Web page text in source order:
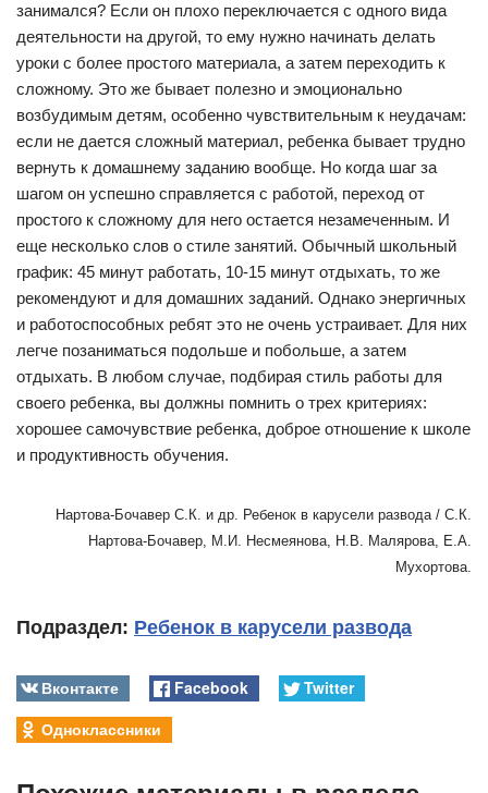
занимался? Если он плохо переключается с одного вида
деятельности на другой, то ему нужно начинать делать
уроки с более простого материала, а затем переходить к
сложному. Это же бывает полезно и эмоционально
возбудимым детям, особенно чувствительным к неудачам:
если не дается сложный материал, ребенка бывает трудно
вернуть к домашнему заданию вообще. Но когда шаг за
шагом он успешно справляется с работой, переход от
простого к сложному для него остается незамеченным. И
еще несколько слов о стиле занятий. Обычный школьный
график: 45 минут работать, 10-15 минут отдыхать, то же
рекомендуют и для домашних заданий. Однако энергичных
и работоспособных ребят это не очень устраивает. Для них
легче позаниматься подольше и побольше, а затем
отдыхать. В любом случае, подбирая стиль работы для
своего ребенка, вы должны помнить о трех критериях:
хорошее самочувствие ребенка, доброе отношение к школе
и продуктивность обучения.
Нартова-Бочавер С.К. и др. Ребенок в карусели развода / С.К.
Нартова-Бочавер, М.И. Несмеянова, Н.В. Малярова, Е.А.
Мухортова.
Подраздел: Ребенок в карусели развода
Вконтакте Facebook
Twitter
Одноклассники